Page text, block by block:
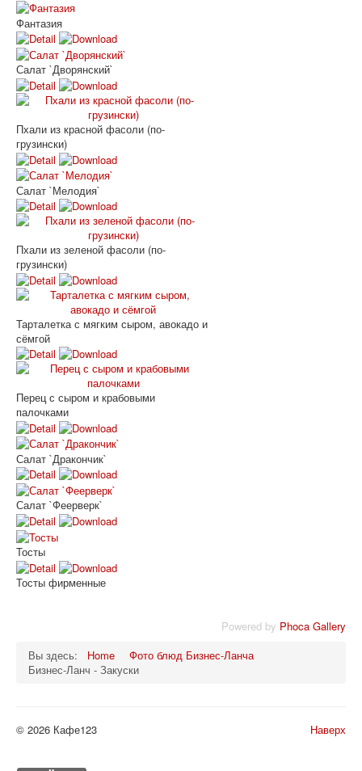
Фантазия
Салат `Дворянский`
Пхали из красной фасоли (по-
грузински)
Салат `Мелодия`
Пхали из зеленой фасоли (по-
грузински)
Тарталетка с мягким сыром, авокадо и
сёмгой
Перец с сыром и крабовыми
палочками
Салат `Дракончик`
Салат `Феерверк`
Тосты
Тосты фирменные
Powered by Phoca Gallery
Вы здесь:
Home
Фото блюд Бизнес-Ланча
Бизнес-Ланч - Закуски
Наверх
© 2026 Кафе123